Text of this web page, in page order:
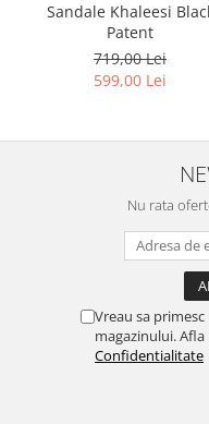
Sandale Khaleesi
Patent
719,00 Lei
599,00 Lei
Nu rata
Vreau sa
magazinului.
Confidentialitate